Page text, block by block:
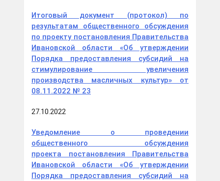
Итоговый документ (протокол) по
результатам общественного обсуждения
по проекту постановления Правительства
Ивановской области «Об утверждении
Порядка предоставления субсидий на
стимулирование увеличения
производства масличных культур» от
08.11.2022 № 23
27.10.2022
Уведомление о проведении
общественного обсуждения
проекта постановления Правительства
Ивановской области «Об утверждении
Порядка предоставления субсидий на